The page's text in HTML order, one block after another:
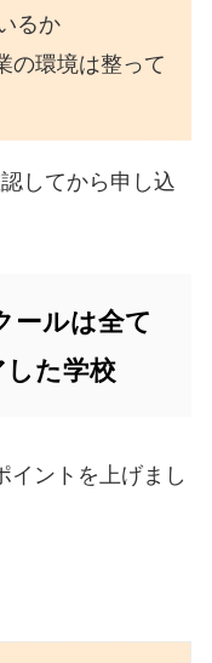
るか
の環境は整って
してから申し込
ールは全て
た学校
イントを上げまし